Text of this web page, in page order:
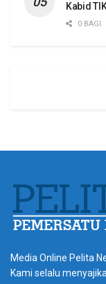
Kabid
0 BAGI
Media Online Pelita
Kami selalu